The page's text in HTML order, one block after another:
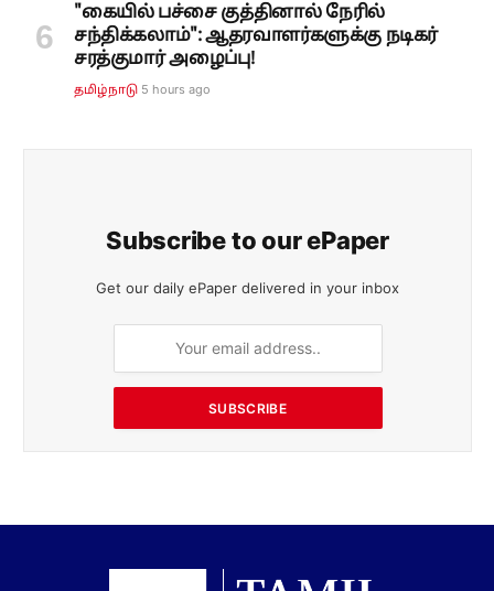
"கையில் பச்சை குத்தினால் நேரில்
சந்திக்கலாம்": ஆதரவாளர்களுக்கு நடிகர்
சரத்குமார் அழைப்பு!
தமிழ்நாடு 5 hours ago
Subscribe to our ePaper
Get our daily ePaper delivered in your inbox
SUBSCRIBE